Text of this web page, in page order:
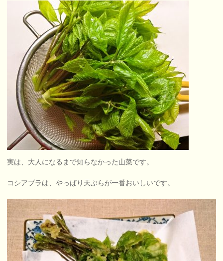
実は、大人になるまで知らなかった山菜です。
コシアブラは、やっぱり天ぷらが一番おいしいです。